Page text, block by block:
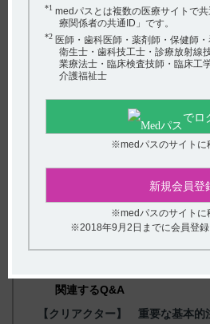
【引用】
1）クリアクター静注用40万・静注用
改訂（第1版） 7．用法及び用量に関
2）クリアクター静注用40万・静注用
改訂（第1版） 7．用法及び用量に関
3）クリアクター静注用40万・静注用
ム 2022年6月改訂（第10版） V．治
4）クリアクター静注用40万・静注用
改訂（第1版） 14．適用上の注意 14
5）クリアクター静注用40万・静注用
改訂（第1版） 14．適用上の注意 14
戻る
関連するQ&A
【クリアクター】 重要な基本的
*1 medパスとは複数の医療サイトで
療関係者の共通ID」です。
*2 医師・歯科医師・薬剤師・保健師
衛生士・歯科技工士・診療放射線
業療法士・臨床検査技師・臨床工
介護福祉士
でロ
※medパスのサイトに
新規会員登
※medパスのサイトに
※2018年9月2日までに会員登